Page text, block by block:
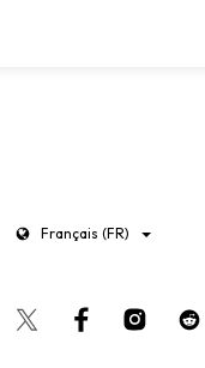
Français (FR)